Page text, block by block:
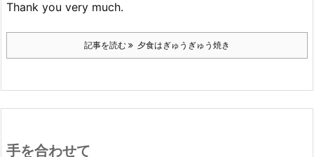
Thank you very much.
記事を読む 夕食はぎゅうぎゅう焼き
手を合わせて